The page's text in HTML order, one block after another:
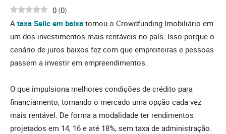
0 (0)
A taxa Selic em baixa tornou o Crowdfunding Imobiliário em
um dos investimentos mais rentáveis no país. Isso porque o
cenário de juros baixos fez com que empreiteiras e pessoas
passem a investir em empreendimentos.
O que impulsiona melhores condições de crédito para
financiamento, tornando o mercado uma opção cada vez
mais rentável. De forma a modalidade ter rendimentos
projetados em 14, 16 e até 18%, sem taxa de administração.